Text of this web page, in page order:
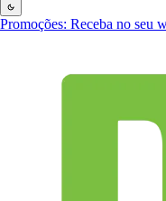
Promoções: Receba no seu